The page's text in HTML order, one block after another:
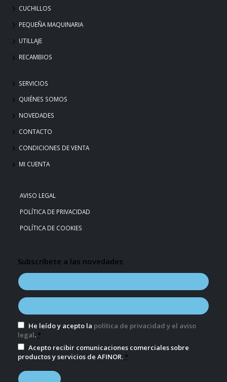
CUCHILLOS
PEQUEÑA MAQUINARIA
UTILLAJE
RECAMBIOS
SERVICIOS
QUIÉNES SOMOS
NOVEDADES
CONTACTO
CONDICIONES DE VENTA
MI CUENTA
AVISO LEGAL
POLÍTICA DE PRIVACIDAD
POLÍTICA DE COOKIES
Subscríbete a las novedades
He leído y acepto la política de privacidad y el aviso
legal. *
Acepto recibir comunicaciones comerciales sobre
productos y servicios de AFINOR. *